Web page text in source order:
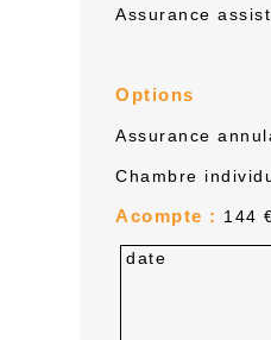
Assurance
Options
Assurance
Chambre
Acompte : 144
date